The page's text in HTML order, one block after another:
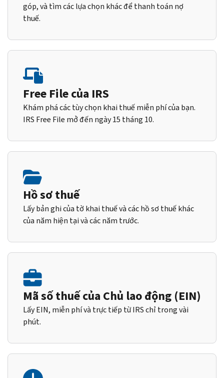
góp, và tìm các lựa chọn khác để thanh toán nợ
thuế.
Free File của IRS
Khám phá các tùy chọn khai thuế miễn phí của bạn.
IRS Free File mở đến ngày 15 tháng 10.
Hồ sơ thuế
Lấy bản ghi của tờ khai thuế và các hồ sơ thuế khác
của năm hiện tại và các năm trước.
Mã số thuế của Chủ lao động (EIN)
Lấy EIN, miễn phí và trực tiếp từ IRS chỉ trong vài
phút.